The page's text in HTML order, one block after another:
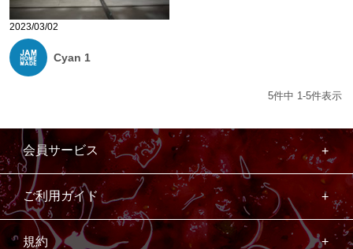
2023/03/02
Cyan 1
5件中 1-5件表示
会員サービス
ご利用ガイド
規約